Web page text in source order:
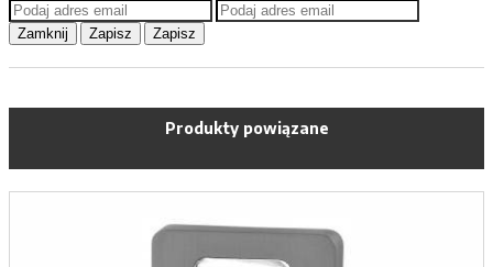
Zamknij Zapisz Zapisz
Produkty powiązane